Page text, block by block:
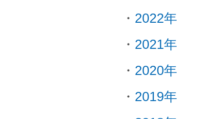
・ 2022年
・ 2021年
・ 2020年
・ 2019年